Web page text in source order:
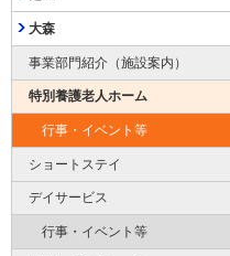
大森
事業部門紹介（施設案内）
特別養護老人ホーム
行事・イベント等
ショートステイ
デイサービス
行事・イベント等